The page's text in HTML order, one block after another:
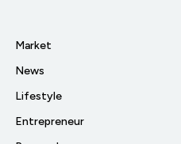
Market
News
Lifestyle
Entrepreneur